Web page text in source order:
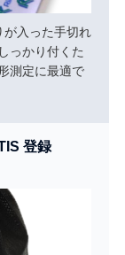
が入った手切れ
っかり付くた
測定に最適で
登録